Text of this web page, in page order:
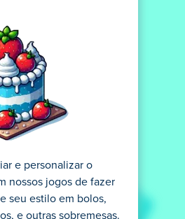
e personalizar o
nossos jogos de fazer
seu estilo em bolos,
e outras sobremesas.